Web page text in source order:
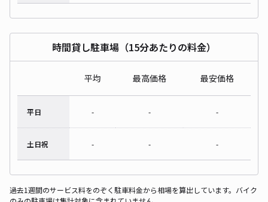
時間貸し駐車場（15分あたりの料金）
平均 最高価格 最安価格
平日 - - -
土日祝 - - -
過去1週間のサービス料をのぞく駐車料金から相場を算出しています。バイク